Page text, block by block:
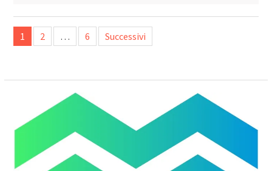
Paginazione
degli
1 2 … 6 Successivi